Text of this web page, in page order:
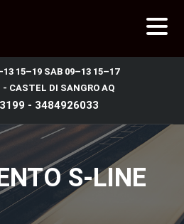
15–19 SAB 09–13 15–17
- CASTEL DI SANGRO AQ
- 3484926033
S-LINE